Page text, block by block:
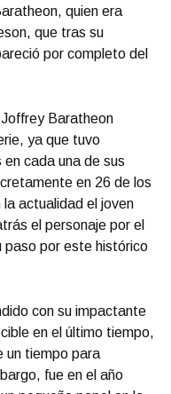
quien era
que tras su
por completo del
Baratheon
ya que tuvo
cada una de sus
en 26 de los
actualidad el joven
el personaje por el
paso por este histórico
con su impactante
en el último tiempo,
un tiempo para
fue en el año